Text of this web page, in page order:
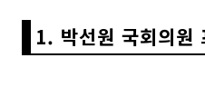
1. 박선원 국회의원